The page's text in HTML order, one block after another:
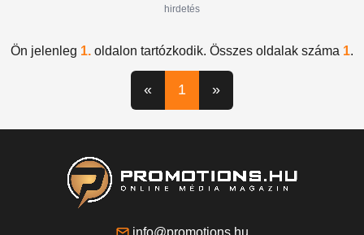
hirdetés
Ön jelenleg 1. oldalon tartózkodik. Összes oldalak száma 1.
« 1 »
info@promotions.hu